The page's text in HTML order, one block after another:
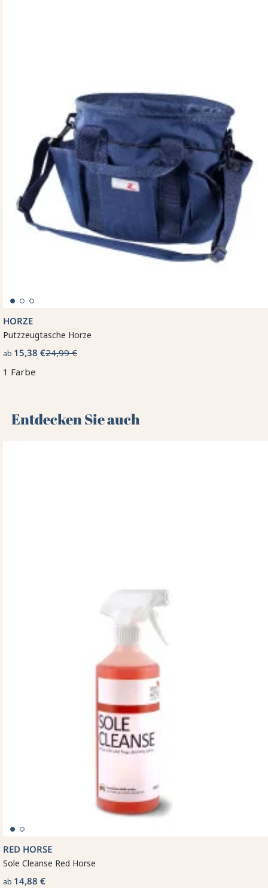
HORZE
Putzzeugtasche Horze
ab 15,38 €24,99 €
1 Farbe
Entdecken Sie auch 🌻
RED HORSE
Sole Cleanse Red Horse
ab 14,88 €